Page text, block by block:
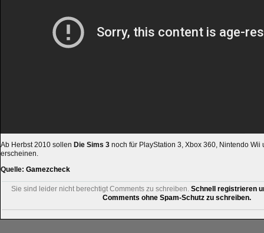
Ab Herbst 2010 sollen Die Sims 3 noch für PlayStation 3, Xbox 360, Nintendo Wii
erscheinen.
Quelle: Gamezcheck
Sie sind leider nicht berechtigt Comments zu schreiben. Schnell registrieren
Comments ohne Spam-Schutz zu schreiben.